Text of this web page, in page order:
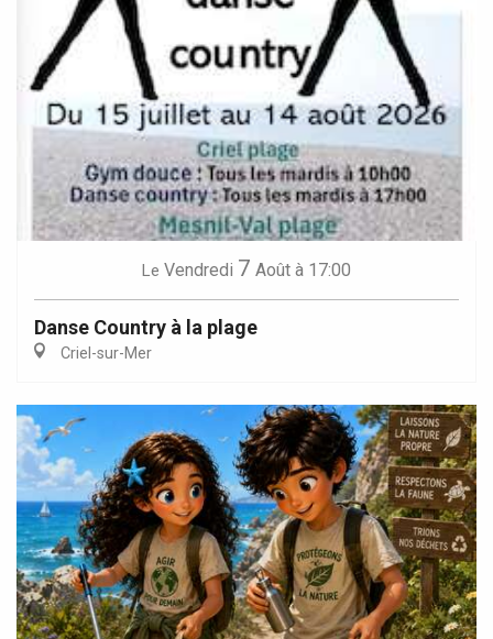
Le Vendredi 7 Août à 17:00
Danse Country à la plage
Criel-sur-Mer